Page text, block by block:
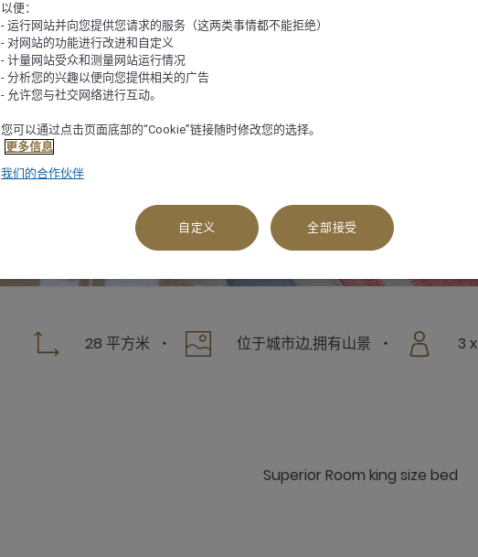
查看可订选项
28 平方米 位于城市边,拥有山景 3 x
Superior Room king size bed
以便：
- 运行网站并向您提供您请求的服务（这两类事情都不能拒绝）
- 对网站的功能进行改进和自定义
- 计量网站受众和测量网站运行情况
- 分析您的兴趣以便向您提供相关的广告
- 允许您与社交网络进行互动。
您可以通过点击页面底部的“Cookie”链接随时修改您的选择。
更多信息
我们的合作伙伴
自定义 全部接受